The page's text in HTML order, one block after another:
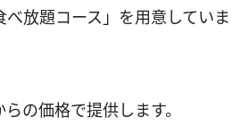
放題コース」を用意していま
の価格で提供します。